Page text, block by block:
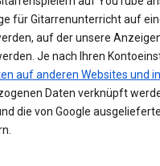
für Gitarrenunterricht auf
auf der unsere
Je nach Ihren
auf anderen Websites und
Daten verknüpft
die von Google